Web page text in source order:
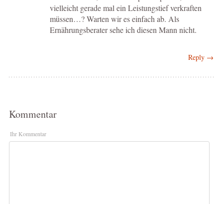
vielleicht gerade mal ein Leistungstief verkraften
müssen…? Warten wir es einfach ab. Als
Ernährungsberater sehe ich diesen Mann nicht.
Reply →
Kommentar
Ihr Kommentar